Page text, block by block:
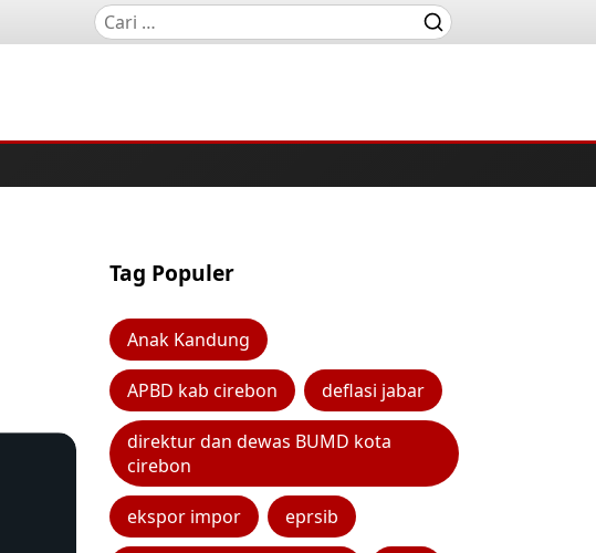
Tag Populer
Anak Kandung
APBD kab cirebon deflasi jabar
direktur dan dewas BUMD kota
cirebon
ekspor impor eprsib